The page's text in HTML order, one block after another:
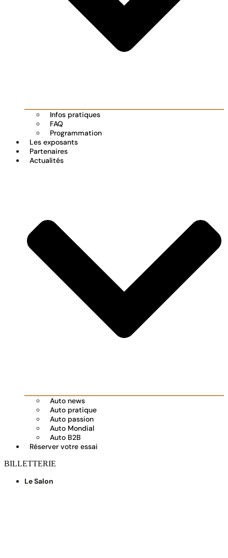
Infos pratiques
FAQ
Programmation
Les exposants
Partenaires
Actualités
Auto news
Auto pratique
Auto passion
Auto Mondial
Auto B2B
Réserver votre essai
BILLETTERIE
Le Salon